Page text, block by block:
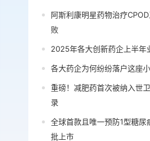
阿斯利康明星药物治疗
败
2025年各大创新药企上半年
各大药企为何纷纷落户这座小
重磅！减肥药首次被纳入世
录
全球首款且唯一预防1型糖尿
批上市